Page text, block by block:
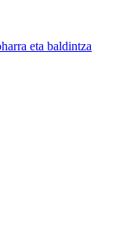
eta baldintza